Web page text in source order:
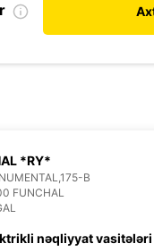
*RY*
B
FUNCHAL
nəqliyyat vasitələri